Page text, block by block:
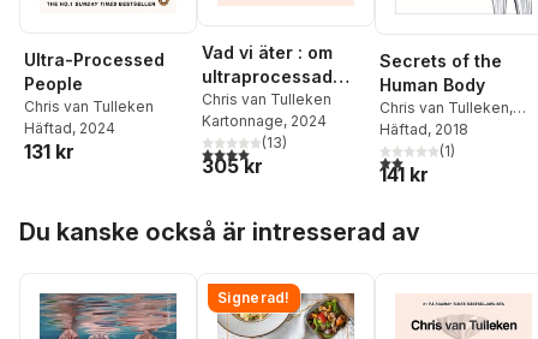
Ultra-Processed
People
Chris van Tulleken
Häftad, 2024
131 kr
Vad vi äter : om
ultraprocessad
mat, vad den gör
med oss och varför
vi inte kan sluta äta
den
Chris van Tulleken
Kartonnage, 2024
4,0utav 5 stjärnor. Totalt antal röster:
(13)
305 kr
Secrets of the
Human Body
Chris van Tulleken,
Xand van Tulleken
Andrew Cohen
Häftad, 2018
2,0utav 5 stjärnor.
(1)
141 kr
Du kanske också är intresserad av
Signerad!